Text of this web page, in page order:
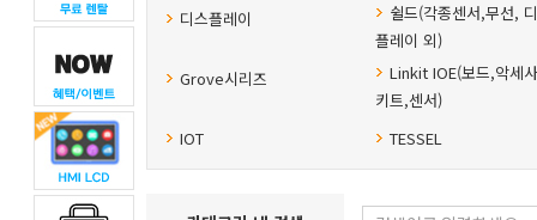
디스플레이
쉴드(각종센서,무선,
플레이 외)
Grove시리즈
Linkit IOE(보드,악세
키트,센서)
IOT
TESSEL